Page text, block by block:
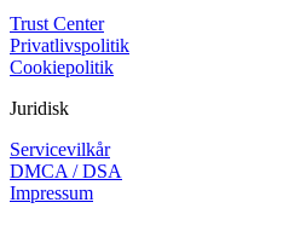
Trust Center
Privatlivspolitik
Cookiepolitik
Juridisk
Servicevilkår
DMCA / DSA
Impressum